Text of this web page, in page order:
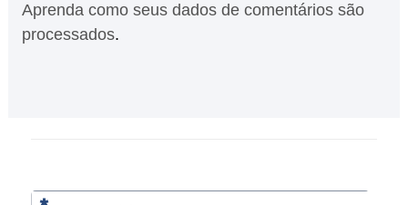
Aprenda como seus dados de comentários são
processados.